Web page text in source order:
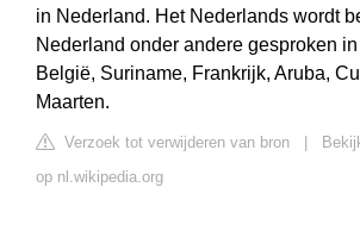
in Nederland. Het Nederlands wordt
Nederland onder andere gesproken
België, Suriname, Frankrijk, Aruba,
Maarten.
Verzoek tot verwijderen van bron
op nl.wikipedia.org